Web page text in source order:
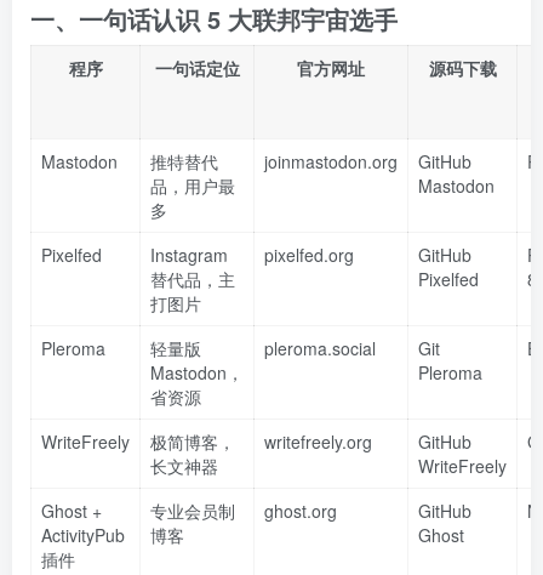
一、一句话认识 5 大联邦宇宙选手
程序 一句话定位 官方网址 源码下载
Mastodon
推特替代
品，用户最
多
joinmastodon.org
GitHub
Mastodon
Pixelfed
Instagram
替代品，主
打图片
pixelfed.org
GitHub
Pixelfed
Pleroma
轻量版
Mastodon，
省资源
pleroma.social
Git
Pleroma
WriteFreely
极简博客，
长文神器
writefreely.org
GitHub
WriteFreely
Ghost +
ActivityPub
插件
专业会员制
博客
ghost.org
GitHub
Ghost